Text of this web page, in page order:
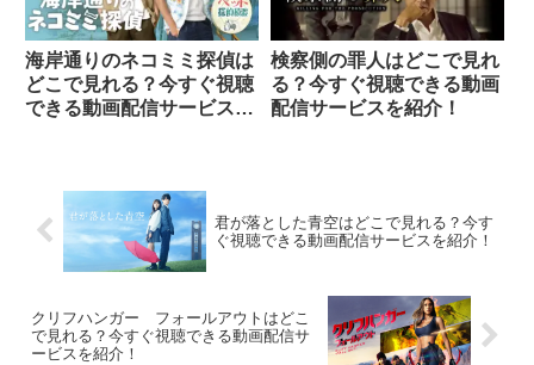
海岸通りのネコミミ探偵は
どこで見れる？今すぐ視聴
できる動画配信サービスを
検察側の罪人はどこで見れ
る？今すぐ視聴できる動画
配信サービスを紹介！
君が落とした青空はどこで見れる？今す
ぐ視聴できる動画配信サービスを紹介！
クリフハンガー フォールアウトはどこ
で見れる？今すぐ視聴できる動画配信サ
ービスを紹介！